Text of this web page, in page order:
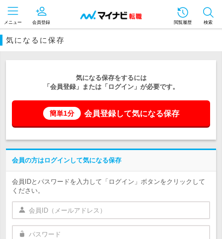
メニュー 会員登録 閲覧履歴 検索
気になるに保存
気になる保存をするには
「会員登録」または「ログイン」が必要です。
簡単1分 会員登録して気になる保存
会員の方はログインして気になる保存
会員IDとパスワードを入力して「ログイン」ボタンをクリックして
ください。